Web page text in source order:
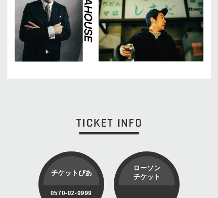
TICKET INFO
チケットぴあ
0570-02-9999
ローソン
チケット